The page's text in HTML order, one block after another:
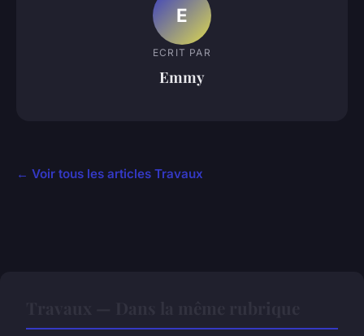
E
ECRIT PAR
Emmy
← Voir tous les articles Travaux